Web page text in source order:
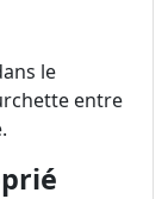
le
entre